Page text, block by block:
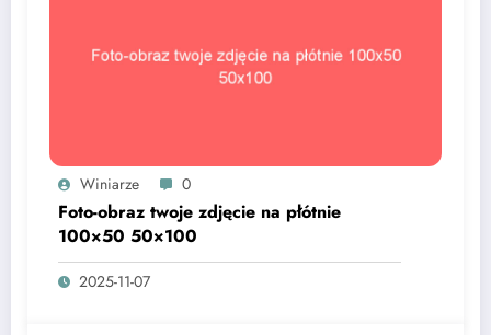
Winiarze 0
Foto-obraz twoje zdjęcie na płótnie
100×50 50×100
2025-11-07